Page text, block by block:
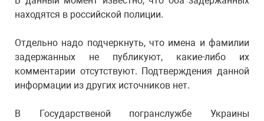
находятся в российской полиции.
Отдельно надо подчеркнуть, что имена и фамилии
задержанных не публикуют, какие-либо их
комментарии отсутствуют. Подтверждения данной
информации из других источников нет.
В Государственой погранслужбе Украины